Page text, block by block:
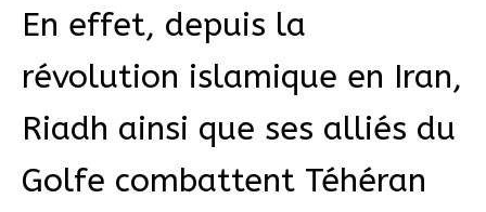
En effet, depuis la
révolution islamique en Iran,
Riadh ainsi que ses alliés du
Golfe combattent Téhéran